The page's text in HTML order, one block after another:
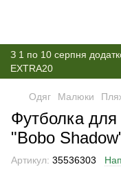
З 1 по 10 серпня
EXTRA20
Одяг Малюки
Футболка для
"Bobo
Артикул: 35536303